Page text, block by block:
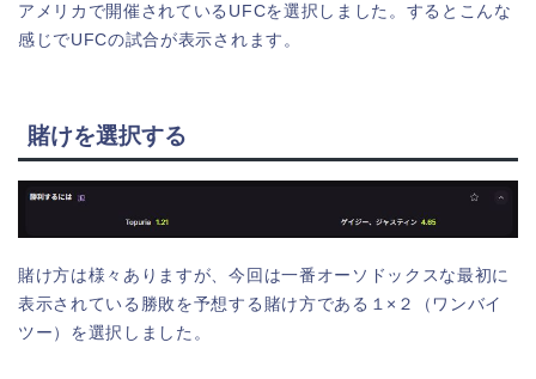
アメリカで開催されているUFCを選択しました。するとこんな
感じでUFCの試合が表示されます。
賭けを選択する
賭け方は様々ありますが、今回は一番オーソドックスな最初に
表示されている勝敗を予想する賭け方である１×２（ワンバイ
ツー）を選択しました。